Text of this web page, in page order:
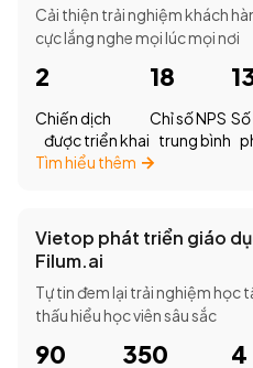
Cải thiện trải nghiệm khách
cực lắng nghe mọi lúc mọi nơi
2
Chiến dịch
được triển khai
18
Chỉ số NPS
trung bình
Tìm hiểu thêm
Vietop phát triển giáo
Filum.ai
Tự tin đem lại trải nghiệm học
thấu hiểu học viên sâu sắc
90 350 4